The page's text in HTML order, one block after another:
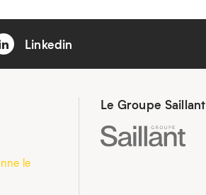
Linkedin
le
Le Groupe Saillant